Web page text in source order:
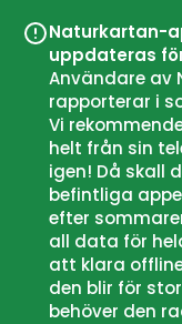
Naturkartan-
uppdateras
Användare av
rapporterar i
Vi
helt från sin
igen! Då skall
befintliga
efter
all data för
att klara
den blir för
behöver den